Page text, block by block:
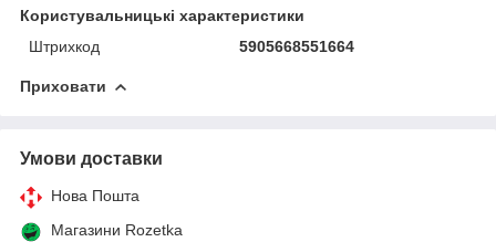
Користувальницькі характеристики
Штрихкод
5905668551664
Приховати
Умови доставки
Нова Пошта
Магазини Rozetka